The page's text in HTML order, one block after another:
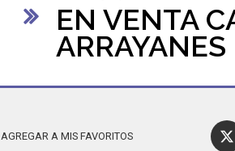
EN VENTA
ARRAYANES
AGREGAR A MIS FAVORITOS